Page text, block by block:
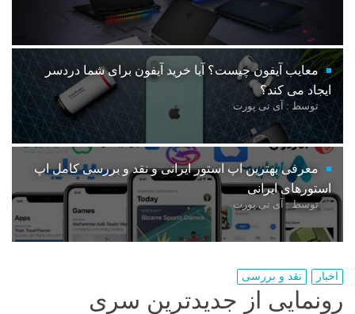
معایب آیفون چیست؟ آیا خرید آیفون برای شما دردسر
ایجاد می کند؟
توسط : آی تی پورت
معرفی بهترین اپ استور ایرانی و نقد و بررسی کامل اپ
استورهای ایرانی
توسط : آی تی پورت
اخبار نقد و بررسی
رونمایی از جدیدترین سری